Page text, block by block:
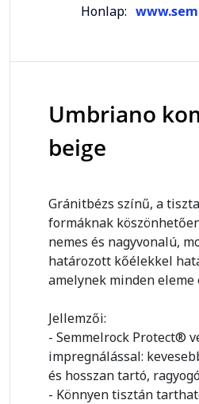
Honlap:
Umbriano
beige
Gránitbézs színű, a
formáknak
nemes és nagyvonalú,
határozott kőélekkel
amelynek minden eleme
Jellemzői:
- Semmelrock Protect®
impregnálással:
és hosszan tartó,
- Könnyen tisztán